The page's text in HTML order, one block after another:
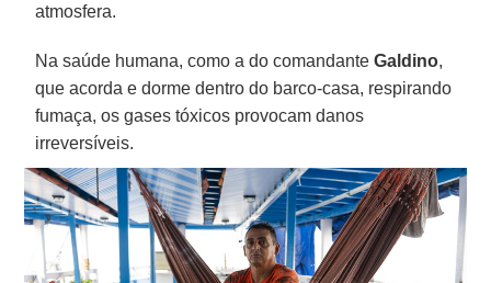
atmosfera.
Na saúde humana, como a do comandanteGaldino,
que acorda e dorme dentro do barco-casa, respirando
fumaça, os gases tóxicos provocam danos
irreversíveis.